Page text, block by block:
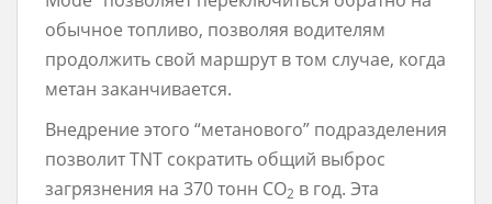
обычное топливо, позволяя водителям
продолжить свой маршрут в том случае, когда
метан заканчивается.
Внедрение этого “метанового” подразделения
позволит TNT сократить общий выброс
загрязнения на 370 тонн CO2 в год. Эта